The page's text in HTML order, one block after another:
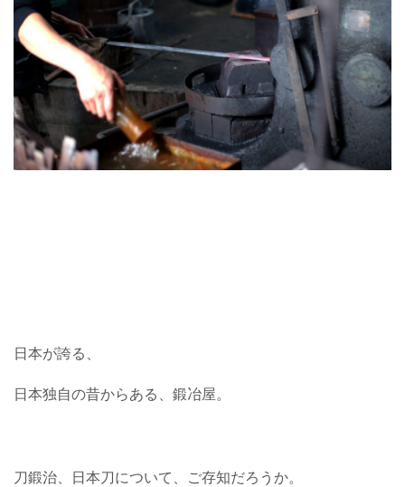
日本が誇る、
日本独自の昔からある、鍛冶屋。
刀鍛治、日本刀について、ご存知だろうか。